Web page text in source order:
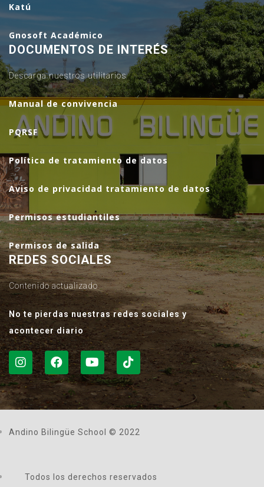
Katú
Gnosoft Académico
DOCUMENTOS DE INTERÉS
Descarga nuestros utilitarios
Manual de convivencia
PQRSF
Política de tratamiento de datos
Aviso de privacidad tratamiento de datos
Permisos estudiantiles
Permisos de salida
REDES SOCIALES
Contenido actualizado
No te pierdas nuestras redes sociales y
acontecer diario
Andino Bilingüe School © 2022
Todos los derechos reservados